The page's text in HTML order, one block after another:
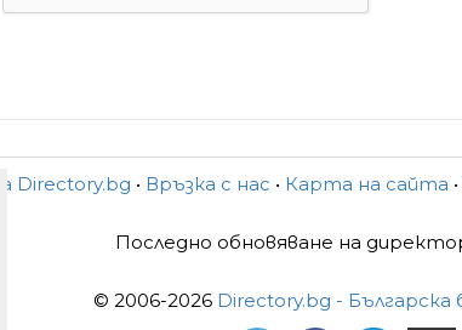
За Directory.bg • Връзка с нас • Карта на сайта •
Последно обновяване на
© 2006-2026 Directory.bg -